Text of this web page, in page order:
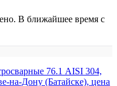
В ближайшее время с